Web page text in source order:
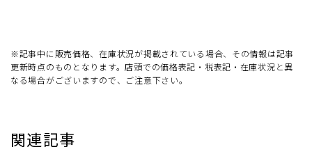
※記事中に販売価格、在庫状況が掲載されている場合、その情報は記事
更新時点のものとなります。店頭での価格表記・税表記・在庫状況と異
なる場合がございますので、ご注意下さい。
関連記事